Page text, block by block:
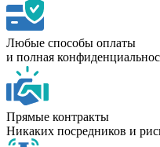
Любые способы оплаты
и полная
Прямые контракты
Никаких посредников и